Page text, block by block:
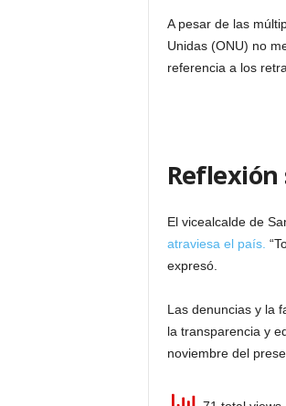
A pesar de las
Unidas (ONU) no
referencia a los
El vicealcalde de
atraviesa el país.
expresó.
Las denuncias y la
la transparencia y
noviembre del